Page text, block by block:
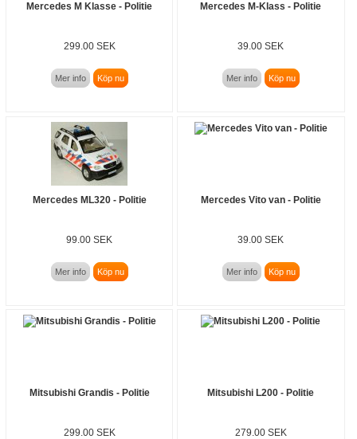
Mercedes M Klasse - Politie
299.00 SEK
Mer info Köp nu
Mercedes M-Klass - Politie
39.00 SEK
Mer info Köp nu
Mercedes ML320 - Politie
99.00 SEK
Mer info Köp nu
Mercedes Vito van - Politie
39.00 SEK
Mer info Köp nu
Mitsubishi Grandis - Politie
299.00 SEK
Mitsubishi L200 - Politie
279.00 SEK